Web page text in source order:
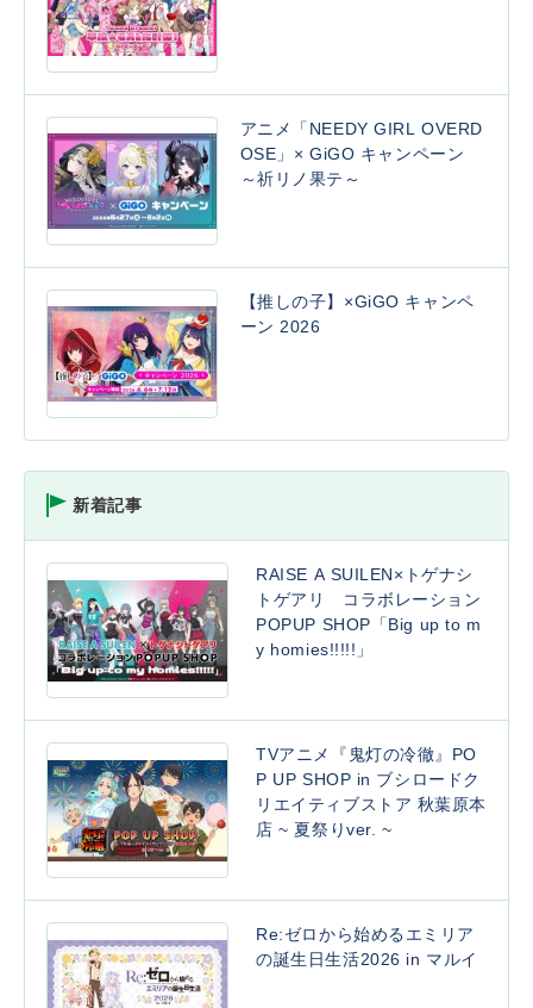
アニメ「NEEDY GIRL OVERD
OSE」× GiGO キャンペーン
～祈リノ果テ～
【推しの子】×GiGO キャンペ
ーン 2026
新着記事
RAISE A SUILEN×トゲナシ
トゲアリ コラボレーション
POPUP SHOP「Big up to m
y homies!!!!!」
TVアニメ『鬼灯の冷徹』PO
P UP SHOP in ブシロードク
リエイティブストア 秋葉原本
店 ~ 夏祭りver. ~
Re:ゼロから始めるエミリア
の誕生日生活2026 in マルイ